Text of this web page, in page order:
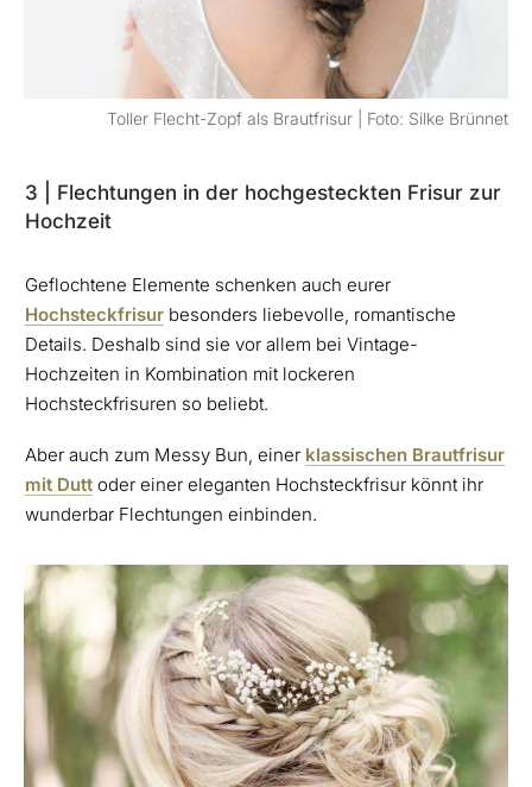
Toller Flecht-Zopf als Brautfrisur | Foto: Silke Brünnet
3 | Flechtungen in der hochgesteckten Frisur zur
Hochzeit
Geflochtene Elemente schenken auch eurer
Hochsteckfrisur besonders liebevolle, romantische
Details. Deshalb sind sie vor allem bei Vintage-
Hochzeiten in Kombination mit lockeren
Hochsteckfrisuren so beliebt.
Aber auch zum Messy Bun, einer klassischen Brautfrisur
mit Dutt oder einer eleganten Hochsteckfrisur könnt ihr
wunderbar Flechtungen einbinden.